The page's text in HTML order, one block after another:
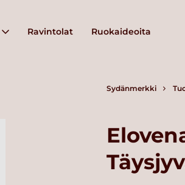
Ravintolat Ruokaideoita
Sydänmerkki